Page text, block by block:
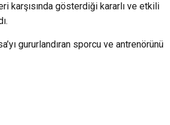
karşısında gösterdiği kararlı ve etkili
gururlandıran sporcu ve antrenörünü